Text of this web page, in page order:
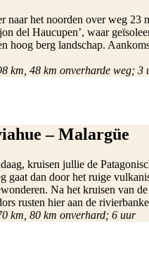
naar het noorden over weg 23
del Haucupen’, waar
hoog berg landschap.
km, 48 km onverharde weg; 3
– Malargüe
kruisen jullie de
gaat dan door het ruige
Na het kruisen van
rusten hier aan de
km, 80 km onverhard; 6 uur